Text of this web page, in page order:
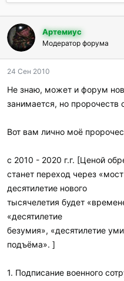
т
о
р
т
е
м
ы
т
а
н
а
ч
а
Артемиус
Модератор форума
24 Сен 2010
Не знаю, может и форум
занимается, но пророчеств
Вот вам лично моё
с 2010 - 2020 г.г. [Ценой
станет переход через
десятилетие нового
тысячелетия будет
«десятилетие
безумия», «десятилетие
подъёма». ]
1. Подписание военного